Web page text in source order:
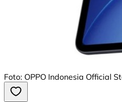
Foto: OPPO Indonesia Official